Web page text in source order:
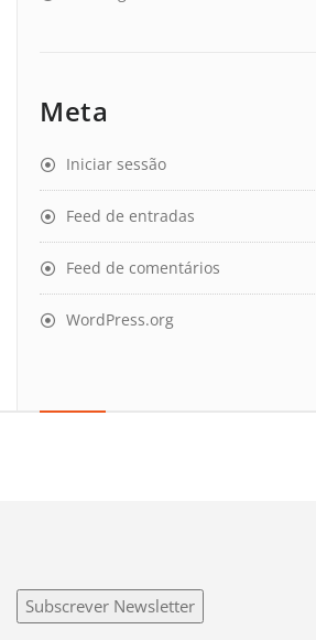
Meta
Iniciar sessão
Feed de entradas
Feed de comentários
WordPress.org
Subscrever Newsletter